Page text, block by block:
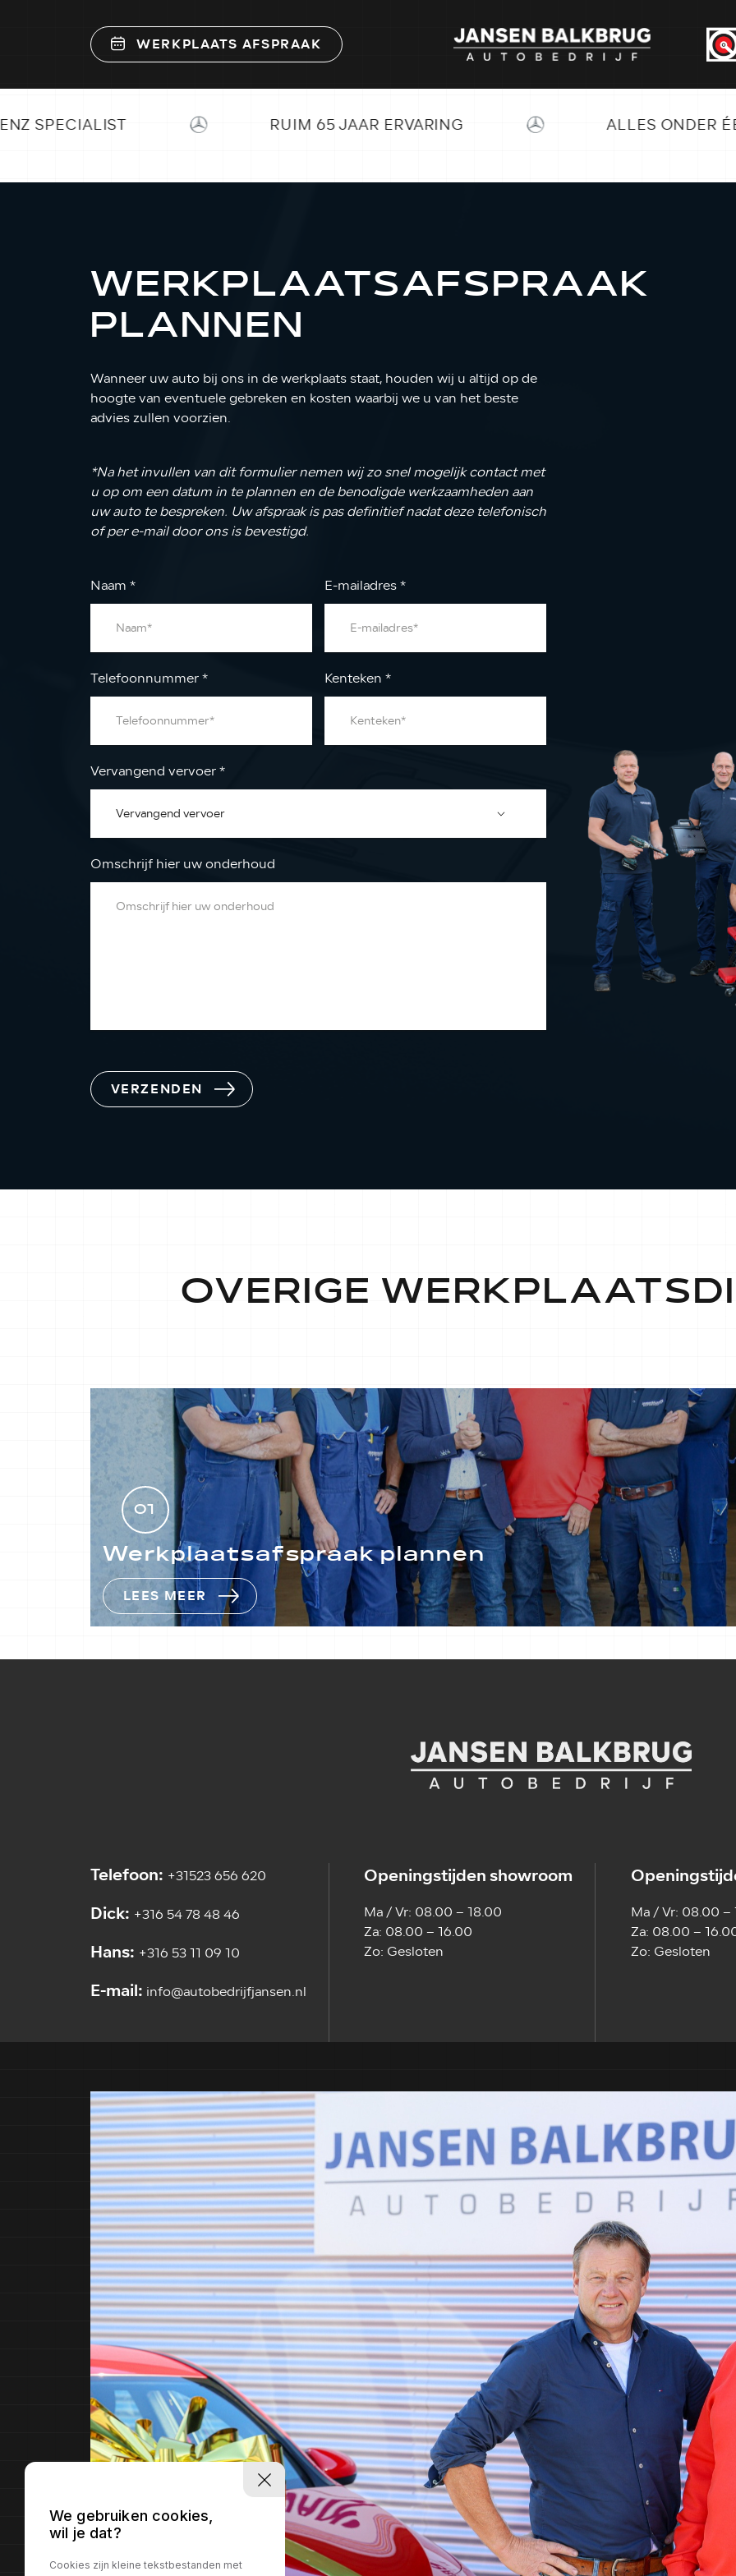
WERKPLAATS AFSPRAAK
RUIM 65 JAAR ERVARING ALLES ONDER ÉÉN DAK
WERKPLAATSAFSPRAAK
PLANNEN
Wanneer uw auto bij ons in de werkplaats staat, houden wij u altijd op de
hoogte van eventuele gebreken en kosten waarbij we u van het beste
advies zullen voorzien.
*Na het invullen van dit formulier nemen wij zo snel mogelijk contact met
u op om een datum in te plannen en de benodigde werkzaamheden aan
uw auto te bespreken. Uw afspraak is pas definitief nadat deze telefonisch
of per e-mail door ons is bevestigd.
Naam * E-mailadres*
Telefoonnummer* Kenteken *
Vervangend vervoer*
Omschrijf hier uw onderhoud
VERZENDEN
OVERIGE
01
Werkplaatsafspraak plannen
LEES MEER
Telefoon: +31523 656 620
Dick: +316 54 78 48 46
Hans: +316 53 11 09 10
E-mail: info@autobedrijfjansen.nl
Openingstijden showroom
Ma / Vr: 08.00 – 18.00
Za: 08.00 – 16.00
Zo: Gesloten
Ma / Vr: 08.00 –
Za: 08.00 –
Zo: Gesloten
We gebruiken cookies,
wil je dat?
Cookies zijn kleine tekstbestanden met